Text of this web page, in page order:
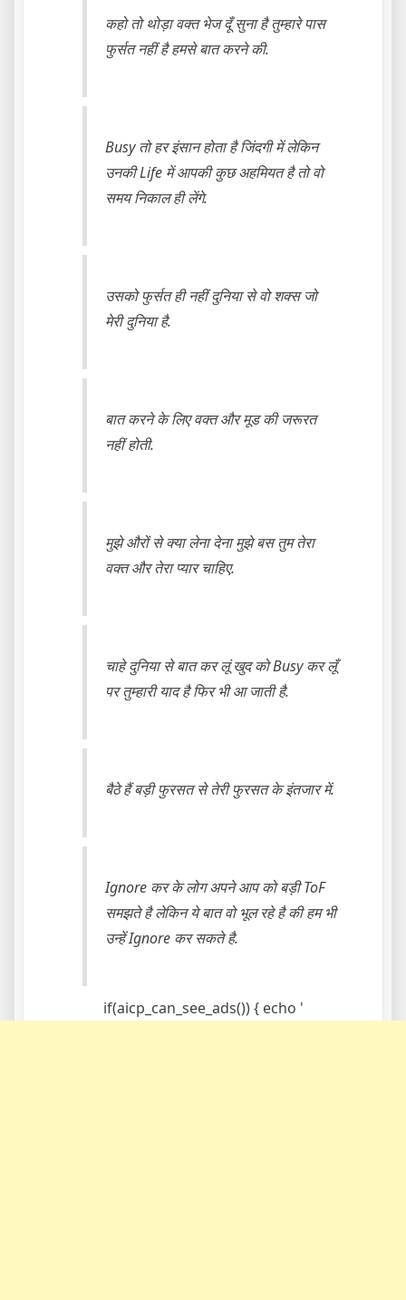
कहो तो थोड़ा वक्त भेज दूँ सुना है तुम्हारे पास
फुर्सत नहीं है हमसे बात करने की.
Busy तो हर इंसान होता है जिंदगी में लेकिन
उनकी Life में आपकी कुछ अहमियत है तो वो
समय निकाल ही लेंगे.
उसको फुर्सत ही नहीं दुनिया से वो शक्स जो
मेरी दुनिया है.
बात करने के लिए वक्त और मूड की जरूरत
नहीं होती.
मुझे औरों से क्या लेना देना मुझे बस तुम तेरा
वक्त और तेरा प्यार चाहिए.
चाहे दुनिया से बात कर लूं खुद को Busy कर लूँ
पर तुम्हारी याद है फिर भी आ जाती है.
बैठे हैं बड़ी फुरसत से तेरी फुरसत के इंतजार में.
Ignore कर के लोग अपने आप को बड़ी ToF
समझते है लेकिन ये बात वो भूल रहे है की हम भी
उन्हें Ignore कर सकते है.
if(aicp_can_see_ads()) { echo '